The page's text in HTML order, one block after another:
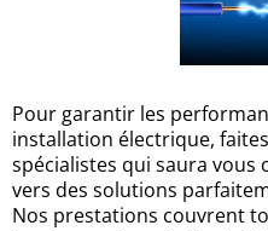
Pour garantir les
installation électrique,
spécialistes qui saura
vers des solutions
Nos prestations couvrent